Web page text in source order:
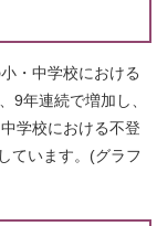
・中学校における
9年連続で増加し、
学校における不登
ています。(グラフ